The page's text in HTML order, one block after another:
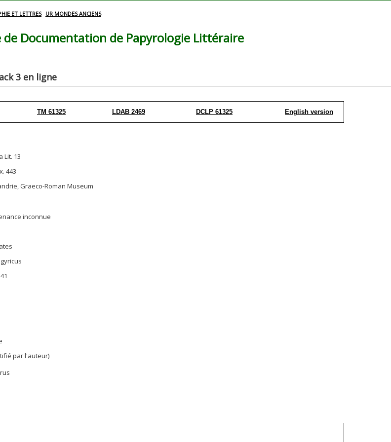
ET LETTRES UR MONDES ANCIENS
de Documentation de Papyrologie Littéraire
3 en ligne
TM 61325 LDAB 2469 DCLP 61325 English version
Lit. 13
443
Graeco-Roman Museum
inconnue
par l'auteur)